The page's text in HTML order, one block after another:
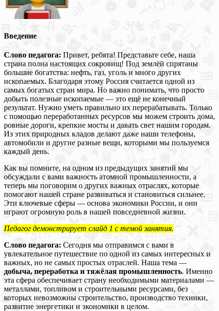
Введение
Слово педагога: Привет, ребята! Представьте себе, наша
страна полна настоящих сокровищ! Под землёй спрятаны
большие богатства: нефть, газ, уголь и много других
ископаемых. Благодаря этому Россия считается одной из
самых богатых стран мира. Но важно понимать, что просто
добыть полезные ископаемые — это ещё не конечный
результат. Нужно уметь правильно их перерабатывать. Только
с помощью переработанных ресурсов мы можем строить дома,
ровные дороги, крепкие мосты и давать свет нашим городам.
Из этих природных кладов делают даже наши телефоны,
автомобили и другие разные вещи, которыми мы пользуемся
каждый день.
Как вы помните, на одном из предыдущих занятий мы
обсуждали с вами важность атомной промышленности, а
теперь мы поговорим о других важных отраслях, которые
помогают нашей стране развиваться и становиться сильнее.
Эти ключевые сферы — основа экономики России, и они
играют огромную роль в нашей повседневной жизни.
Педагог демонстрирует слайд 1 с темой занятия.
Слово педагога: Сегодня мы отправимся с вами в
увлекательное путешествие по одной из самых интересных и
важных, но не самых простых отраслей. Наша тема —
добыча, переработка и тяжёлая промышленность. Именно
эта сфера обеспечивает страну необходимыми материалами —
металлами, топливом и строительными ресурсами, без
которых невозможны строительство, производство техники,
развитие энергетики и экономики в целом.